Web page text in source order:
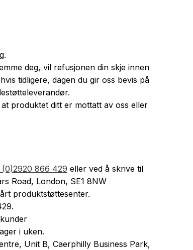
deg, vil refusjonen din skje innen
tidligere, dagen du gir oss bevis på
produktet ditt er mottatt av oss eller
866 429 eller ved å skrive til
Road, London, SE1 8NW
produktstøttesenter.
i uken.
Unit B, Caerphilly Business Park,